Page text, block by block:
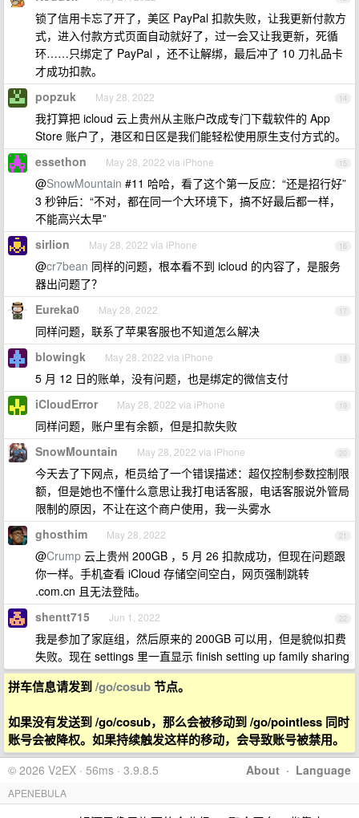
锁了信用卡忘了开了，美区 PayPal 扣款失败，让我更新付款方
式，进入付款方式页面自动就好了，过一会又让我更新，死循
环……只绑定了 PayPal ，还不让解绑，最后冲了 10 刀礼品卡
才成功扣款。
14
popzuk May 28, 2022
我打算把 icloud 云上贵州从主账户改成专门下载软件的 App
Store 账户了，港区和日区是我们能轻松使用原生支付方式的。
15
essethon May 28, 2022 via iPhone
@SnowMountain #11 哈哈，看了这个第一反应：“还是招行好”
3 秒钟后：“不对，都在同一个大环境下，搞不好最后都一样，
不能高兴太早”
16
sirlion May 28, 2022 via iPhone
@cr7bean 同样的问题，根本看不到 icloud 的内容了，是服务
器出问题了？
17
Eureka0 May 28, 2022
同样问题，联系了苹果客服也不知道怎么解决
18
blowingk May 28, 2022 via iPhone
5 月 12 日的账单，没有问题，也是绑定的微信支付
19
iCloudError May 28, 2022 via iPhone
同样问题，账户里有余额，但是扣款失败
20
SnowMountain May 28, 2022 via iPhone
今天去了下网点，柜员给了一个错误描述：超仅控制参数控制限
额，但是她也不懂什么意思让我打电话客服，电话客服说外管局
限制的原因，不让在这个商户使用，我一头雾水
21
ghosthim May 28, 2022
@Crump 云上贵州 200GB ，5 月 26 扣款成功，但现在问题跟
你一样。手机查看 iCloud 存储空间空白，网页强制跳转
.com.cn 且无法登陆。
22
shentt715 Jun 1, 2022
我是参加了家庭组，然后原来的 200GB 可以用，但是貌似扣费
失败。现在 settings 里一直显示 finish setting up family sharing
拼车信息请发到/go/cosub节点。
如果没有发送到 /go/cosub，那么会被移动到 /go/pointless 同时
账号会被降权。如果持续触发这样的移动，会导致账号被禁用。
About · Language
© 2026 V2EX · 56ms · 3.9.8.5
APENEBULA